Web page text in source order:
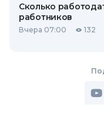
Сколько
работников
Вчера 07:00 132